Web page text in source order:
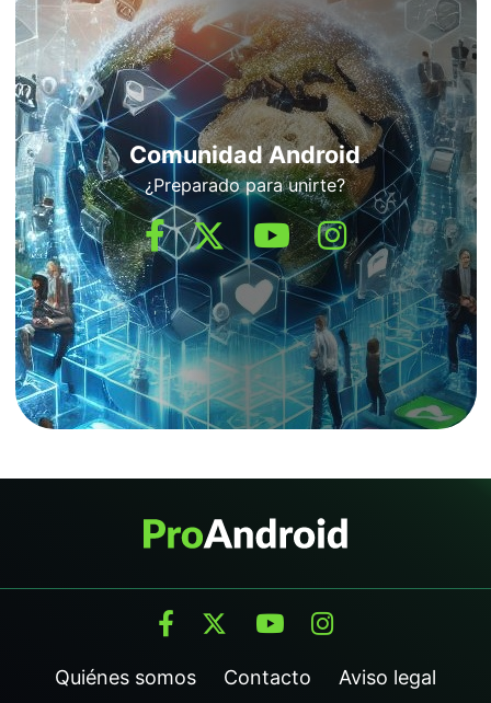
Comunidad Android
¿Preparado para unirte?
Quiénes somos Contacto Aviso legal